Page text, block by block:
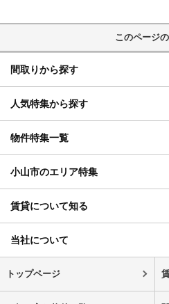
このページ
間取りから探す
人気特集から探す
物件特集一覧
小山市のエリア特集
賃貸について知る
当社について
トップページ